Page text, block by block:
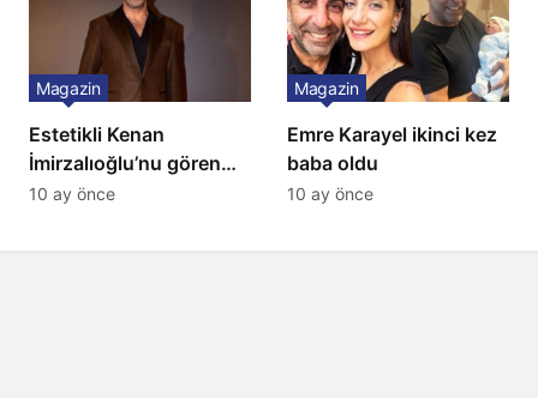
Estetikli Kenan
İmirzalıoğlu’nu gören
tanıyamıyor: Son hali
Magazin
10 ay önce
Emre Karayel ikinci kez
baba oldu
Magazin
10 ay önce